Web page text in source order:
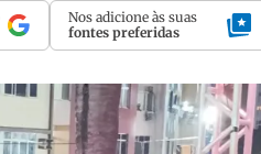
Nos adicione às suas
fontes preferidas